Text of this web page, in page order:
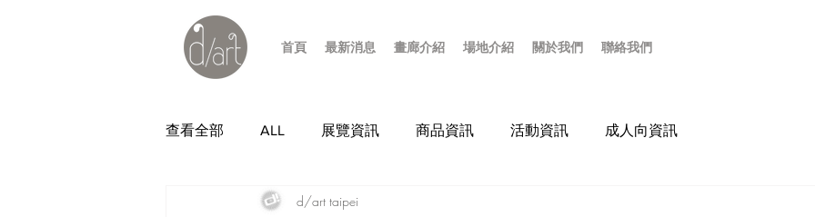
首頁 最新消息 畫廊介紹 場地介紹 關於我們 聯絡我們
查看全部 ALL 展覽資訊 商品資訊 活動資訊 成人向資訊
d/art taipei